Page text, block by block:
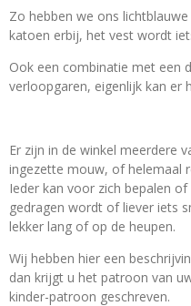
Zo hebben we ons
katoen erbij, het vest wordt
Ook een combinatie met een
verloopgaren, eigenlijk kan er
Er zijn in de winkel meerdere
ingezette mouw, of helemaal
Ieder kan voor zich bepalen
gedragen wordt of liever iets
lekker lang of op de heupen.
Wij hebben hier een
dan krijgt u het patroon van
kinder-patroon geschreven.